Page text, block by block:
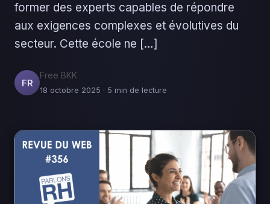
former des experts capables de répondre
aux exigences complexes et évolutives du
secteur. Cette école ne […]
FR
Free BKK
18 octobre 2025 · 5 min de lecture